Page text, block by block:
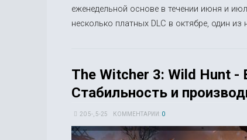
еженедельной основе в течении июня и
несколько платных DLC в октябре, один
The Witcher 3: Wild Hunt
Стабильность и
20 5-, 5-25 КОММЕНТАРИИ: 0